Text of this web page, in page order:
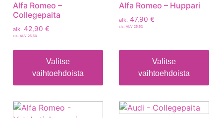
Alfa Romeo –
Collegepaita
alk. 42,90 €
sis. ALV 25,5%
Valitse
vaihtoehdoista
Alfa Romeo – Huppari
alk. 47,90 €
sis. ALV 25,5%
Valitse
vaihtoehdoista